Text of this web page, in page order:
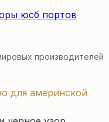
юсб портов
производителей
для америнской